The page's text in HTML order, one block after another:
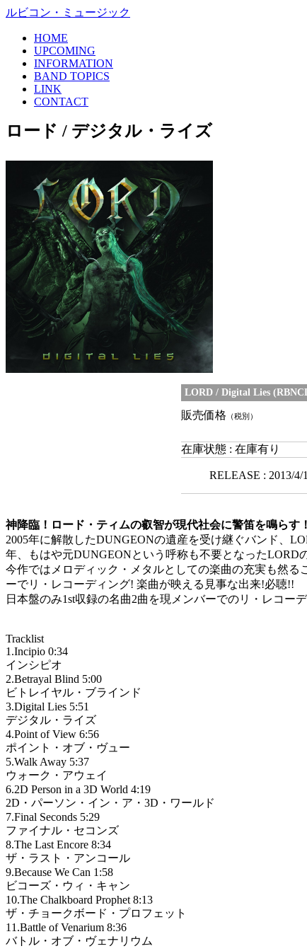
ルビコン・ミュージック
HOME
UPCOMING
INFORMATION
BAND TOPICS
LINK
CONTACT
ロード / デジタル・ライズ
LORD / Digital Lies
販売価格 （税別）
在庫状態 : 在庫有り
RELEASE : 2013/4/
神降臨！ロード・ティムの叡智が現代社会に警笛を鳴らす！
2005年に解散したDUNGEONの遺産を受け継ぐバンド、
年、もはや元DUNGEONという呼称も不要となったLORD
今作ではメロディック・メタルとしての楽曲の充実も然
ーでリ・レコーディング! 楽曲が映える見事な出来!必聴!!
日本盤のみ1st収録の名曲2曲を現メンバーでのリ・レコー
Tracklist
1.Incipio 0:34
インシピオ
2.Betrayal Blind 5:00
ビトレイヤル・ブラインド
3.Digital Lies 5:51
デジタル・ライズ
4.Point of View 6:56
ポイント・オブ・ヴュー
5.Walk Away 5:37
ウォーク・アウェイ
6.2D Person in a 3D World 4:19
2D・パーソン・イン・ア・3D・ワールド
7.Final Seconds 5:29
ファイナル・セコンズ
8.The Last Encore 8:34
ザ・ラスト・アンコール
9.Because We Can 1:58
ビコーズ・ウィ・キャン
10.The Chalkboard Prophet 8:13
ザ・チョークボード・プロフェット
11.Battle of Venarium 8:36
バトル・オブ・ヴェナリウム